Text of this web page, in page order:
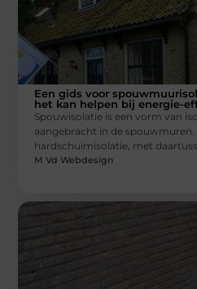
Een gids voor
het kan helpen bij energie-
Spouwisolatie is een vorm van
aangebracht in de
hardschuimisolatie, met
M Vd Webdesign